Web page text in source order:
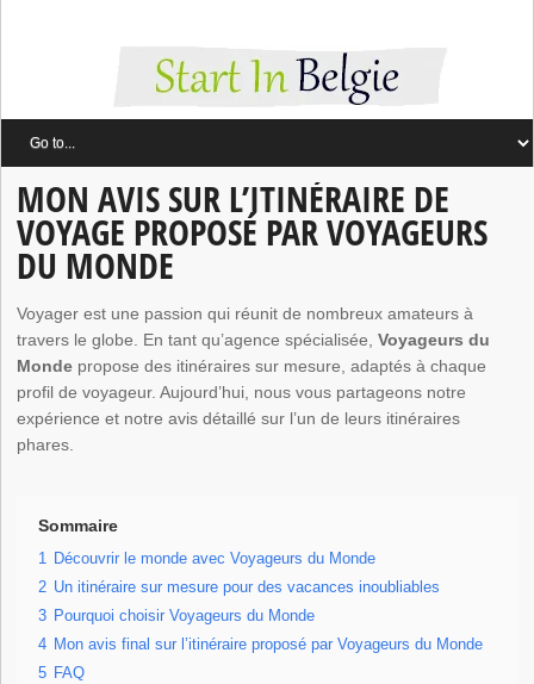
MON AVIS SUR L’ITINÉRAIRE DE
VOYAGE PROPOSÉ PAR VOYAGEURS
DU MONDE
Voyager est une passion qui réunit de nombreux amateurs à
travers le globe. En tant qu’agence spécialisée,Voyageurs du
Monde propose des itinéraires sur mesure, adaptés à chaque
profil de voyageur. Aujourd’hui, nous vous partageons notre
expérience et notre avis détaillé sur l’un de leurs itinéraires
phares.
Sommaire
1 Découvrir le monde avec Voyageurs du Monde
2 Un itinéraire sur mesure pour des vacances inoubliables
3 Pourquoi choisir Voyageurs du Monde
4 Mon avis final sur l’itinéraire proposé par Voyageurs du Monde
5 FAQ